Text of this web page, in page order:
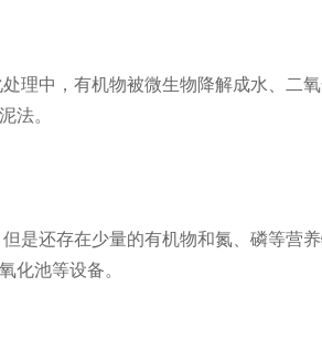
理中，有机物被微生物降解成水、二
法。
还存在少量的有机物和氮、磷等营
化池等设备。